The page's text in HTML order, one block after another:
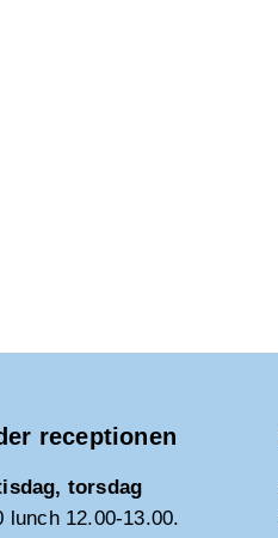
receptionen
torsdag
lunch 12.00-13.00.